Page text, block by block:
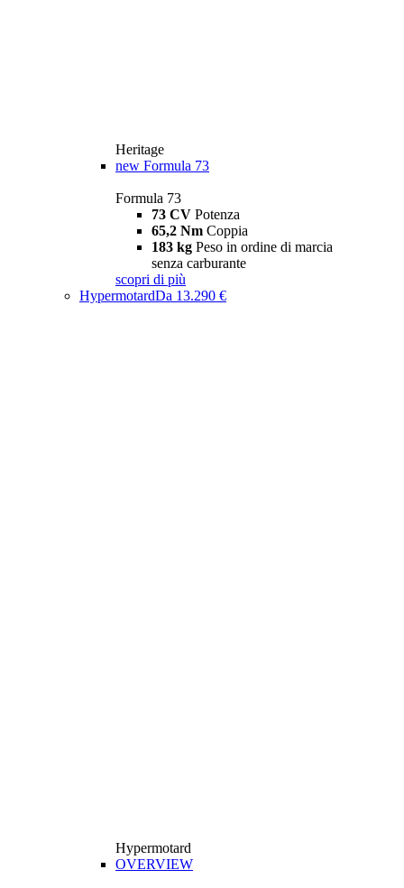
Heritage
new Formula 73
Formula 73
73 CV Potenza
65,2 Nm Coppia
183 kg Peso in ordine di marcia
senza carburante
scopri di più
HypermotardDa 13.290 €
Hypermotard
OVERVIEW